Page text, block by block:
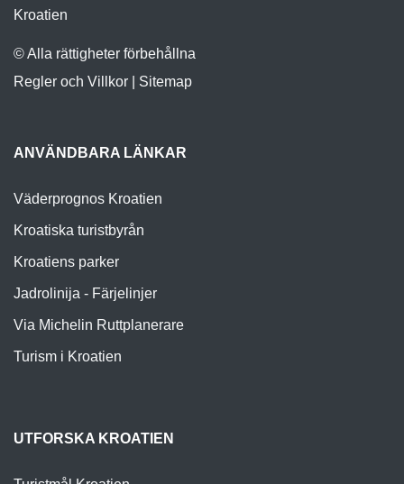
Kroatien
© Alla rättigheter förbehållna
Regler och Villkor
Sitemap
ANVÄNDBARA LÄNKAR
Väderprognos Kroatien
Kroatiska turistbyrån
Kroatiens parker
Jadrolinija - Färjelinjer
Via Michelin Ruttplanerare
Turism i Kroatien
UTFORSKA KROATIEN